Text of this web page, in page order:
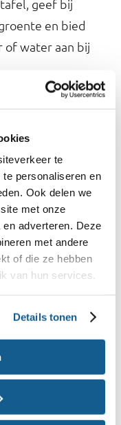
te
personaliseren en
Ook delen we
met onze
adverteren. Deze
met andere
of die ze hebben
van hun services.
Details tonen
geef bij
en bied
of water aan bij
je aandacht voor
nadruk niet op het
ontspannen
rondom snacks
te koken,